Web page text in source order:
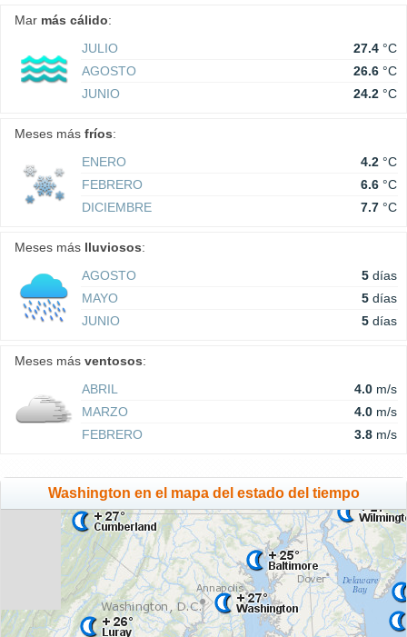
Mar más cálido:
JULIO
27.4 °C
AGOSTO
26.6 °C
JUNIO
24.2 °C
Meses más fríos:
ENERO
4.2 °C
FEBRERO
6.6 °C
DICIEMBRE
7.7 °C
Meses más lluviosos:
AGOSTO
5 días
MAYO
5 días
JUNIO
5 días
Meses más ventosos:
ABRIL
4.0 m/s
MARZO
4.0 m/s
FEBRERO
3.8 m/s
Washington en el mapa del estado del tiempo